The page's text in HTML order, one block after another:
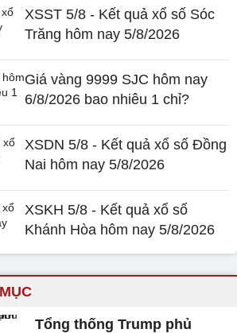
XSST 5/8 - Kết quả xổ số Sóc
Trăng hôm nay 5/8/2026
Giá vàng 9999 SJC hôm nay
6/8/2026 bao nhiêu 1 chỉ?
XSDN 5/8 - Kết quả xổ số Đồng
Nai hôm nay 5/8/2026
XSKH 5/8 - Kết quả xổ số
Khánh Hòa hôm nay 5/8/2026
Tổng thống Trump phủ